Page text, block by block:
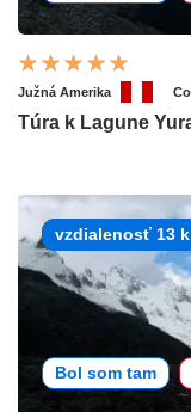
Južná Amerika
Túra k Lagune
vzdialenosť 13
Bol som tam